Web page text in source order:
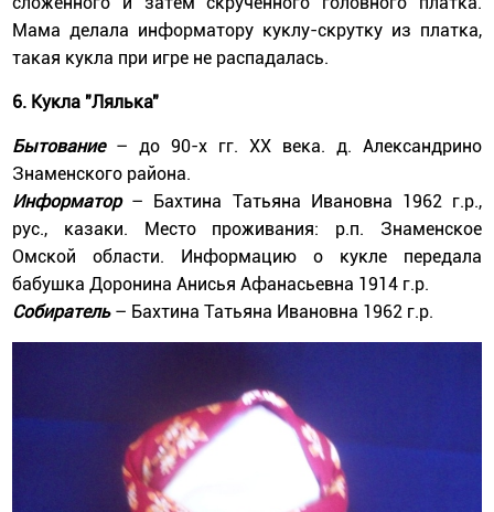
Мама делала информатору куклу-скрутку из платка,
такая кукла при игре не распадалась.
6. Кукла "Лялька"
Бытование– до 90-х гг. ХХ века. д. Александрино
Знаменского района.
Информатор– Бахтина Татьяна Ивановна 1962 г.р.,
рус., казаки. Место проживания: р.п. Знаменское
Омской области. Информацию о кукле передала
бабушка Доронина Анисья Афанасьевна 1914 г.р.
Собиратель– Бахтина Татьяна Ивановна 1962 г.р.